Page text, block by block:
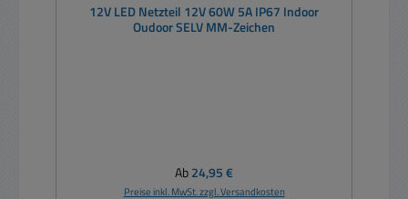
12V LED Netzteil 12V 60W 5A IP67 Indoor
Oudoor SELV MM-Zeichen
Regulärer Preis:
Ab24,95 €
Preise inkl. MwSt. zzgl. Versandkosten